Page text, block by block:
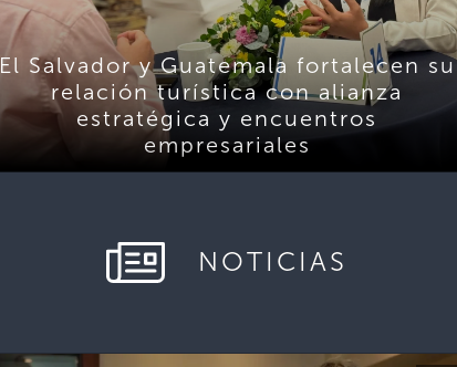
El Salvador y Guatemala fortalecen su
relación turística con alianza
estratégica y encuentros
empresariales
NOTICIAS